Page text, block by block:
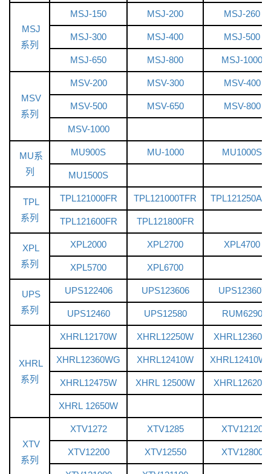
MSJ
系列
MSJ-150 MSJ-200 MSJ-260
MSJ-300 MSJ-400 MSJ-500
MSJ-650 MSJ-800 MSJ-1000
MSV
系列
MSV-200 MSV-300 MSV-400
MSV-500 MSV-650 MSV-800
MSV-1000
MU系
列
MU900S MU-1000 MU1000S
MU1500S
TPL
系列
TPL121000FR TPL121000TFR
TPL121600FR TPL121800FR
XPL
系列
XPL2000 XPL2700 XPL4700
XPL5700 XPL6700
UPS
系列
UPS122406 UPS123606 UPS123607
UPS12460 UPS12580 RUM6290
XHRL
系列
XHRL12170W XHRL12250W XHRL12360W
XHRL12360WG XHRL12410W
XHRL12475W XHRL 12500W XHRL12620W
XHRL 12650W
XTV
系列
XTV1272 XTV1285 XTV12120
XTV12200 XTV12550 XTV12800